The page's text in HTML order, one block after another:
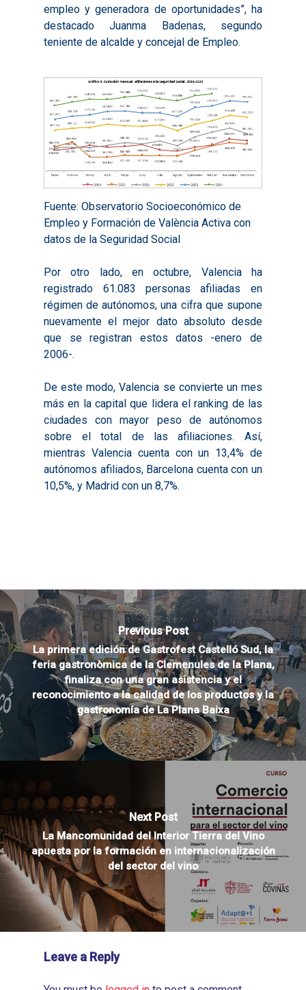
empleo y generadora de oportunidades”, ha
destacado Juanma Badenas, segundo
teniente de alcalde y concejal de Empleo.
Fuente: Observatorio Socioeconómico de
Empleo y Formación de València Activa con
datos de la Seguridad Social
Por otro lado, en octubre, Valencia ha
registrado 61.083 personas afiliadas en
régimen de autónomos, una cifra que supone
nuevamente el mejor dato absoluto desde
que se registran estos datos -enero de
2006-.
De este modo, Valencia se convierte un mes
más en la capital que lidera el ranking de las
ciudades con mayor peso de autónomos
sobre el total de las afiliaciones. Así,
mientras Valencia cuenta con un 13,4% de
autónomos afiliados, Barcelona cuenta con un
10,5%, y Madrid con un 8,7%.
Previous Post
La primera edición de Gastrofest Castelló Sud, la
feria gastronòmica de la Clemenules de la Plana,
finaliza con una gran asistencia y el
reconocimiento a la calidad de los productos y la
gastronomía de La Plana Baixa
Next Post
La Mancomunidad del Interior Tierra del Vino
apuesta por la formación en internacionalización
del sector del vino
Leave a Reply
Valoración de
Experimentales
Territorial
Necesidades
Formación Pactos
Otras Acciones:
2017
2019
2017
2018
2020
2021
2022
2023
Resúmenes
Experimentales
Informes
Infografías 2021
Infografías 2022
Pactos por el
LABORA
Documentación
Audiovisuales
Información
ODS
Noticias
Actualidad
Boletines de Noticias
Contacto